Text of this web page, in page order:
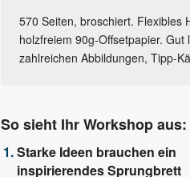
570 Seiten, broschiert. Flexibles
holzfreiem 90g-Offsetpapier.
zahlreichen Abbildungen, Tipp-
So sieht Ihr Workshop aus:
Starke Ideen brauchen ein
inspirierendes Sprungbrett